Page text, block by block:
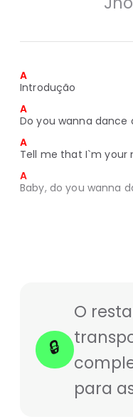
A
Introdução
A
Do you wanna dance
A
Tell me that I`m your
A
Baby, do you wanna
🔒
O
para